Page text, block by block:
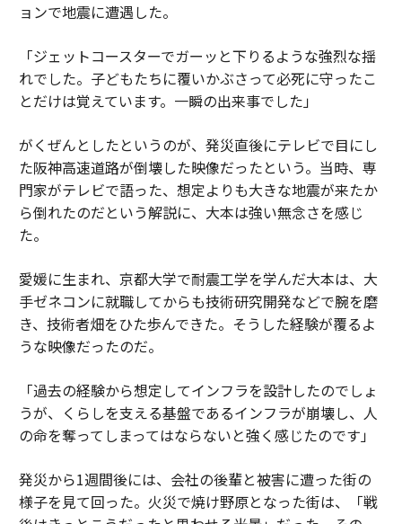
ョンで地震に遭遇した。
「ジェットコースターでガーッと下りるような強烈な揺
れでした。子どもたちに覆いかぶさって必死に守ったこ
とだけは覚えています。一瞬の出来事でした」
がくぜんとしたというのが、発災直後にテレビで目にし
た阪神高速道路が倒壊した映像だったという。当時、専
門家がテレビで語った、想定よりも大きな地震が来たか
ら倒れたのだという解説に、大本は強い無念さを感じ
た。
愛媛に生まれ、京都大学で耐震工学を学んだ大本は、大
手ゼネコンに就職してからも技術研究開発などで腕を磨
き、技術者畑をひた歩んできた。そうした経験が覆るよ
うな映像だったのだ。
「過去の経験から想定してインフラを設計したのでしょ
うが、くらしを支える基盤であるインフラが崩壊し、人
の命を奪ってしまってはならないと強く感じたのです」
発災から1週間後には、会社の後輩と被害に遭った街の
様子を見て回った。火災で焼け野原となった街は、「戦